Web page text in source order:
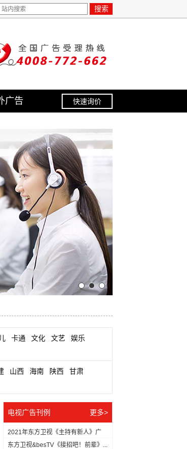
搜索
广告 快速询价
卡通 文化 文艺
娱乐
山西 海南 陕西
甘肃
电视广告刊例 更多>
2021年东方卫视《主持有新人》广
告...
东方卫视&besTV《接招吧！前辈》...